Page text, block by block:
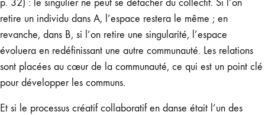
p. 32) : le singulier ne peut se détacher du collectif. Si l’on
retire un individu dans A, l’espace restera le même ; en
revanche, dans B, si l’on retire une singularité, l’espace
évoluera en redéfinissant une autre communauté. Les relations
sont placées au cœur de la communauté, ce qui est un point clé
pour développer les communs.
Et si le processus créatif collaboratif en danse était l’un des